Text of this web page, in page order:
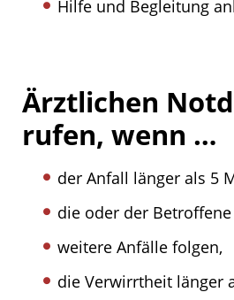
Hilfe und Begleitung
Ärztlichen
rufen, wenn …
der Anfall länger als 5
die oder der
weitere Anfälle folgen,
die Verwirrtheit länger